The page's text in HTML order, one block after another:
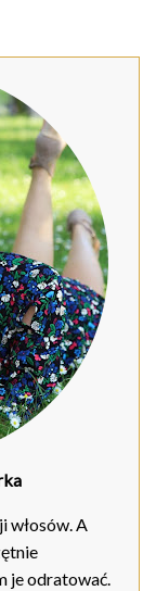
włosów. A
je odratować.